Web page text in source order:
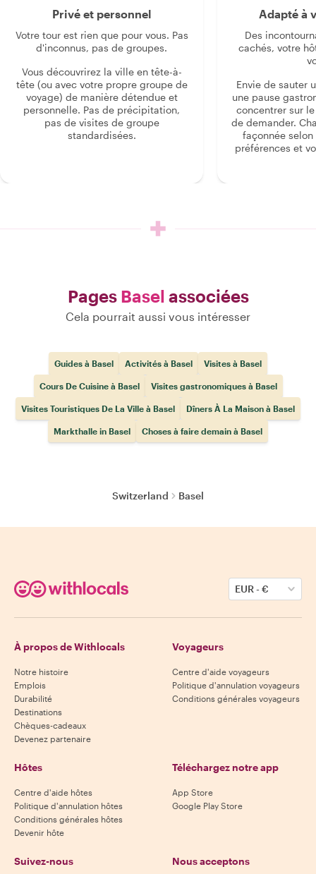
Privé et personnel
Votre tour est rien que pour vous. Pas
d'inconnus, pas de groupes.
Vous découvrirez la ville en tête-à-
tête (ou avec votre propre groupe de
voyage) de manière détendue et
personnelle. Pas de précipitation,
pas de visites de groupe
standardisées.
Adapté à
Des
cachés, votre
Envie de sauter
une pause
concentrer sur
de demander.
façonnée
préférences et
Pages Basel associées
Cela pourrait aussi vous intéresser
Guides à Basel Activités à Basel Visites à Basel
Cours De Cuisine à Basel Visites gastronomiques à Basel
Visites Touristiques De La Ville à Basel Dîners À La Maison à Basel
Markthalle in Basel Choses à faire demain à Basel
Switzerland Basel
EUR-€
À propos de Withlocals
Notre histoire
Emplois
Durabilité
Destinations
Chèques-cadeaux
Devenez partenaire
Voyageurs
Centre d'aide voyageurs
Politique d'annulation voyageurs
Conditions générales voyageurs
Hôtes
Centre d'aide hôtes
Politique d'annulation hôtes
Conditions générales hôtes
Devenir hôte
Téléchargez notre app
App Store
Google Play Store
Suivez-nous Nous acceptons